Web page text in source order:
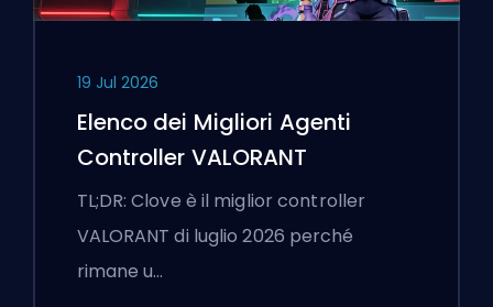
19 Jul 2026
Elenco dei Migliori Agenti
Controller VALORANT
TL;DR: Clove è il miglior controller
VALORANT di luglio 2026 perché
rimane u…